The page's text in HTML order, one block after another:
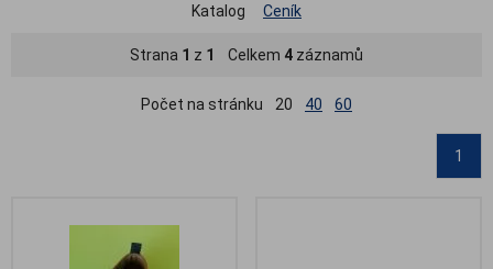
Katalog Ceník
Strana 1 z 1 Celkem 4 záznamů
Počet na stránku 20 40 60
1